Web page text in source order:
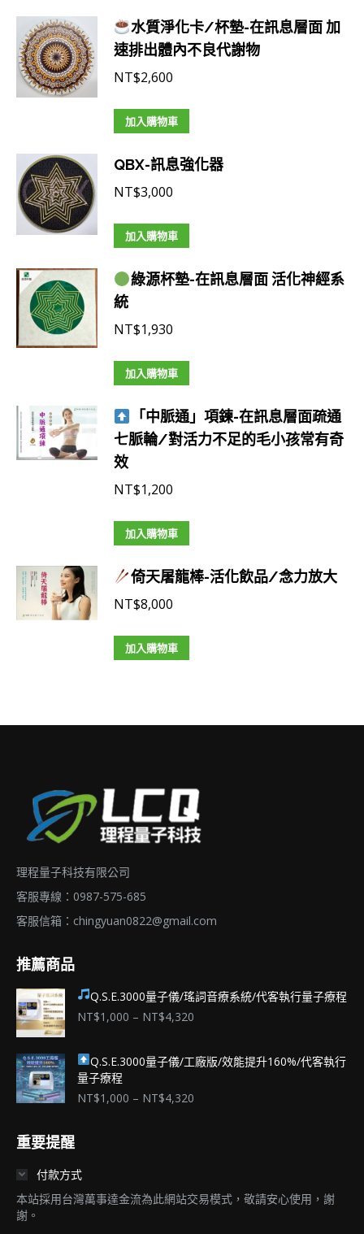
水質淨化卡/杯墊-在訊息層面 加
速排出體內不良代謝物
NT$2,600
加入購物車
QBX-訊息強化器
NT$3,000
加入購物車
綠源杯墊-在訊息層面 活化神經系
統
NT$1,930
加入購物車
「中脈通」項鍊-在訊息層面疏通
七脈輪/對活力不足的毛小孩常有奇
效
NT$1,200
加入購物車
倚天屠龍棒-活化飲品/念力放大
NT$8,000
加入購物車
理程量子科技有限公司
客服專線：0987-575-685
客服信箱： chingyuan0822@gmail.com
推薦商品
Q.S.E.3000量子儀/瑤詞音療系統/代客執行量子療程
NT$1,000 – NT$4,320
圍：
Q.S.E.3000量子儀/工廠版/效能提升160%/代客執行
量子療程
NT$1,000 – NT$4,320
NT$4,320
重要提醒
付款方式
本站採用台灣萬事達金流為此網站交易模式，敬請安心使用，謝
謝。